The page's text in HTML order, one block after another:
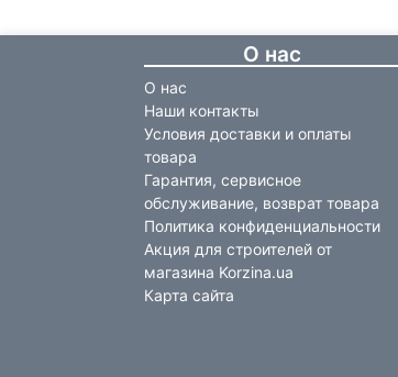
О нас
О нас
Наши контакты
Условия доставки и оплаты
товара
Гарантия, сервисное
обслуживание, возврат товара
Политика конфиденциальности
Акция для строителей от
магазина Korzina.ua
Карта сайта